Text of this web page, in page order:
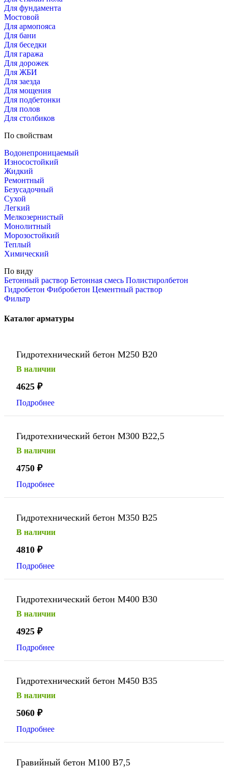
Для фундамента
Мостовой
Для армопояса
Для бани
Для беседки
Для гаража
Для дорожек
Для ЖБИ
Для заезда
Для мощения
Для подбетонки
Для полов
Для столбиков
По свойствам
Водонепроницаемый
Износостойкий
Жидкий
Ремонтный
Безусадочный
Сухой
Легкий
Мелкозернистый
Монолитный
Морозостойкий
Теплый
Химический
По виду
Бетонный раствор Бетонная смесь Полистиролбетон
Гидробетон Фибробетон Цементный раствор
Фильтр
Каталог арматуры
Гидротехнический бетон М250 В20
В наличии
4625 ₽
Подробнее
Гидротехнический бетон М300 В22,5
В наличии
4750 ₽
Подробнее
Гидротехнический бетон М350 В25
В наличии
4810 ₽
Подробнее
Гидротехнический бетон М400 В30
В наличии
4925 ₽
Подробнее
Гидротехнический бетон М450 В35
В наличии
5060 ₽
Подробнее
Гравийный бетон М100 В7,5